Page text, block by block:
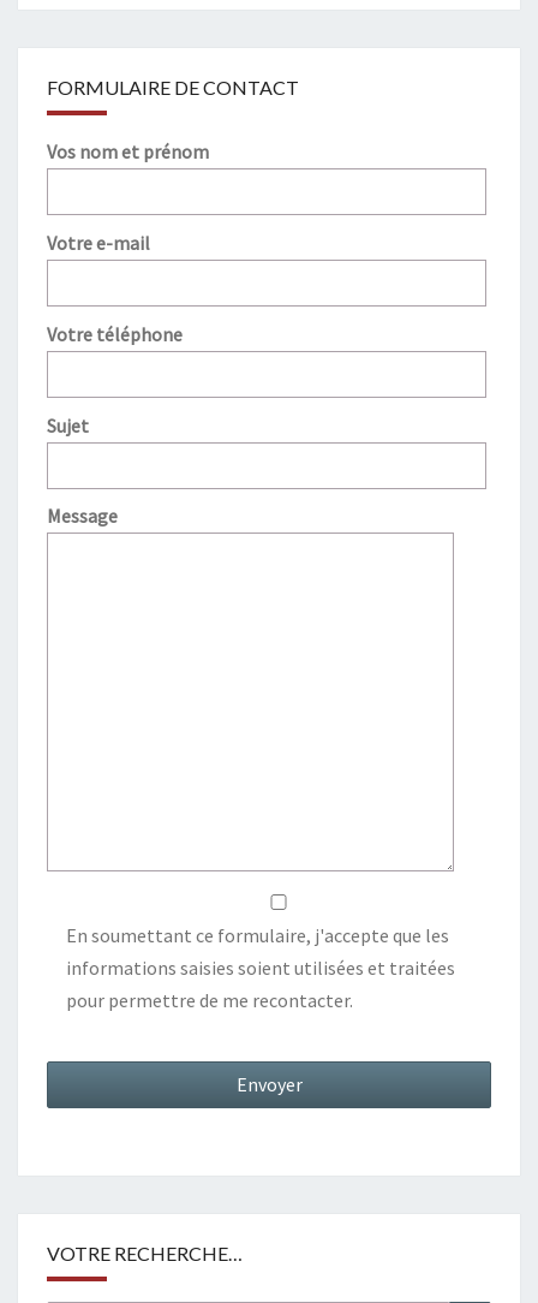
FORMULAIRE DE CONTACT
Vos nom et prénom
Votre e-mail
Votre téléphone
Sujet
Message
En soumettant ce formulaire, j'accepte que les
informations saisies soient utilisées et traitées
pour permettre de me recontacter.
VOTRE RECHERCHE…